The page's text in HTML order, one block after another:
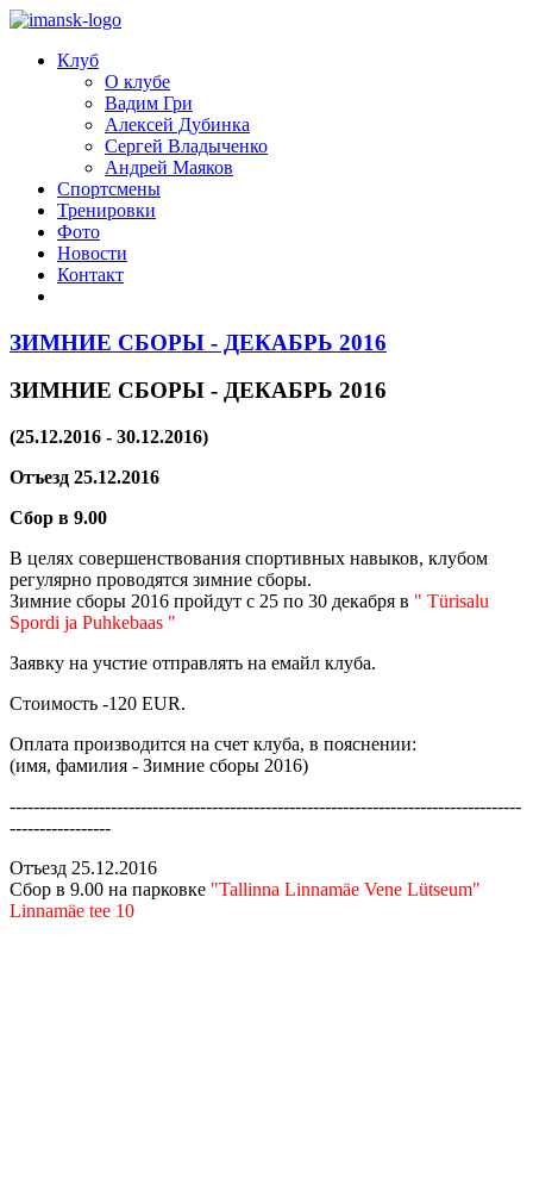
Клуб
О клубе
Вадим Гри
Алексей Дубинка
Сергей Владыченко
Андрей Маяков
Спортсмены
Тренировки
Фото
Новости
Контакт
ЗИМНИЕ СБОРЫ - ДЕКАБРЬ 2016
ЗИМНИЕ СБОРЫ - ДЕКАБРЬ 2016
(25.12.2016 - 30.12.2016)
Отъезд 25.12.2016
Сбор в 9.00
В целях совершенствования спортивных навыков, клубом
регулярно проводятся зимние сборы.
Зимние сборы 2016 пройдут с 25 по 30 декабря в " Türisalu
Spordi ja Puhkebaas "
Заявку на учстие отправлять на емайл клуба.
Стоимость -120 EUR.
Оплата производится на счет клуба, в пояснении:
(имя, фамилия - Зимние сборы 2016)
--------------------------------------------------------------------------------------
-----------------
Отъезд 25.12.2016
Сбор в 9.00 на парковке "Tallinna Linnamäe Vene Lütseum"
Linnamäe tee 10